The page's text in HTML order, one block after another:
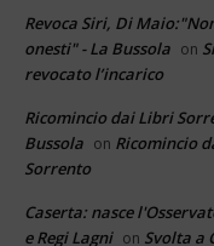
Revoca Siri, Di
onesti" - La Bussola on
revocato l’incarico
Ricomincio dai Libri
Bussola on Ricomincio
Sorrento
Caserta: nasce
e Regi Lagni on Svolta a